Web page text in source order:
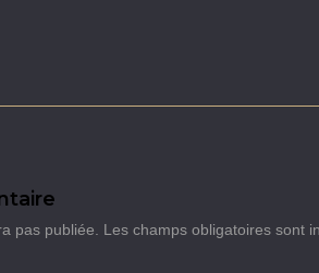
pas publiée. Les champs obligatoires sont